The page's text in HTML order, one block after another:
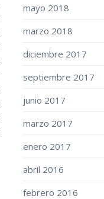
mayo 2018
marzo 2018
diciembre 2017
septiembre 2017
junio 2017
marzo 2017
enero 2017
abril 2016
febrero 2016